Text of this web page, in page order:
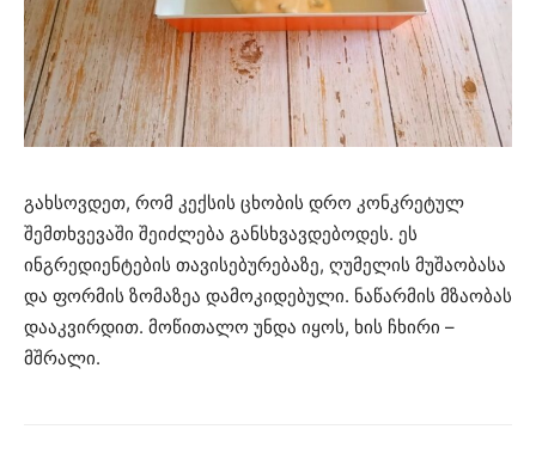
გახსოვდეთ, რომ კექსის ცხობის დრო კონკრეტულ
შემთხვევაში შეიძლება განსხვავდებოდეს. ეს
ინგრედიენტების თავისებურებაზე, ღუმელის მუშაობასა
და ფორმის ზომაზეა დამოკიდებული. ნაწარმის მზაობას
დააკვირდით. მოწითალო უნდა იყოს, ხის ჩხირი –
მშრალი.